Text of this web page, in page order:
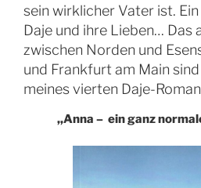
sein wirklicher Vater ist.
Daje und ihre Lieben… Das
zwischen Norden und
und Frankfurt am Main
meines vierten Daje-
,,Anna – ein ganz